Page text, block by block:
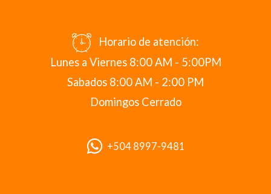
Horario de atención:
Lunes a Viernes 8:00 AM - 5:00PM
Sabados 8:00 AM - 2:00 PM
Domingos Cerrado
+504 8997-9481